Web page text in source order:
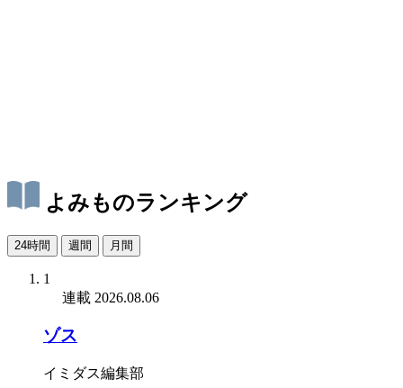
よみものランキング
24時間 週間 月間
1
連載 2026.08.06
ゾス
イミダス編集部